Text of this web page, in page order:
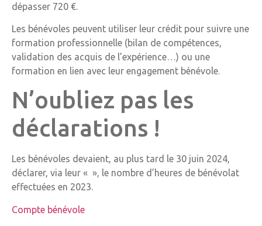
dépasser 720 €.
Les bénévoles peuvent utiliser leur crédit pour suivre une
formation professionnelle (bilan de compétences,
validation des acquis de l’expérience…) ou une
formation en lien avec leur engagement bénévole.
N’oubliez pas les
déclarations !
Les bénévoles devaient, au plus tard le 30 juin 2024,
déclarer, via leur « », le nombre d’heures de bénévolat
effectuées en 2023.
Compte bénévole